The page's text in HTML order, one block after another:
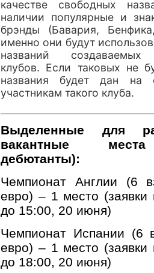
качестве свободных
наличии популярные и
брэнды (Бавария,
именно они будут
названий создаваемых
клубов. Если таковых не
названия будет дан на
участникам такого клуба.
Выделенные для
вакантные
дебютанты):
Чемпионат Англии (6
евро) – 1 место (заявки
до 15:00, 20 июня)
Чемпионат Испании (6
евро) – 1 место (заявки
до 18:00, 20 июня)